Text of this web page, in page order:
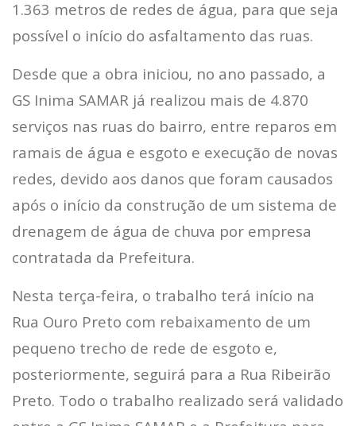
1.363 metros de redes de água, para que seja
possível o início do asfaltamento das ruas.
Desde que a obra iniciou, no ano passado, a
GS Inima SAMAR já realizou mais de 4.870
serviços nas ruas do bairro, entre reparos em
ramais de água e esgoto e execução de novas
redes, devido aos danos que foram causados
após o início da construção de um sistema de
drenagem de água de chuva por empresa
contratada da Prefeitura.
Nesta terça-feira, o trabalho terá início na
Rua Ouro Preto com rebaixamento de um
pequeno trecho de rede de esgoto e,
posteriormente, seguirá para a Rua Ribeirão
Preto. Todo o trabalho realizado será validado